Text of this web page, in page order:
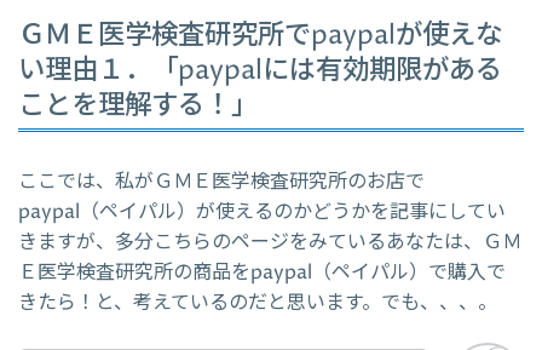
ＧＭＥ医学検査研究所でpaypalが使えな
い理由１．「paypalには有効期限がある
ことを理解する！」
ここでは、私がＧＭＥ医学検査研究所のお店で
paypal（ペイパル）が使えるのかどうかを記事にしてい
きますが、多分こちらのページをみているあなたは、ＧＭ
Ｅ医学検査研究所の商品をpaypal（ペイパル）で購入で
きたら！と、考えているのだと思います。でも、、、。